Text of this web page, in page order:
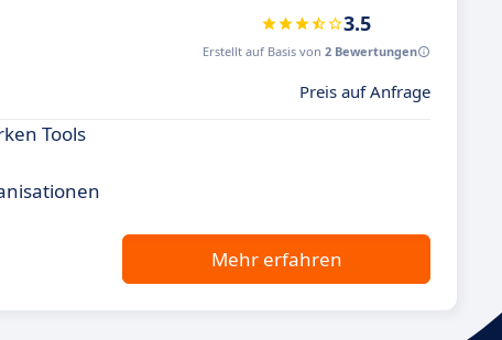
3.5
Erstellt auf Basis von 2 Bewertungen
Preis auf Anfrage
Tools
Mehr erfahren